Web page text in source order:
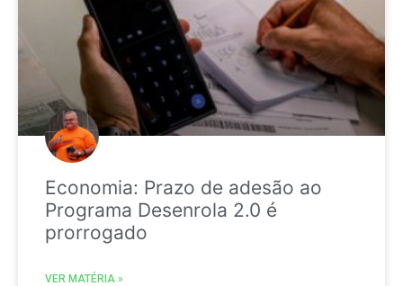
Economia: Prazo de adesão ao
Programa Desenrola 2.0 é
prorrogado
VER MATÉRIA »